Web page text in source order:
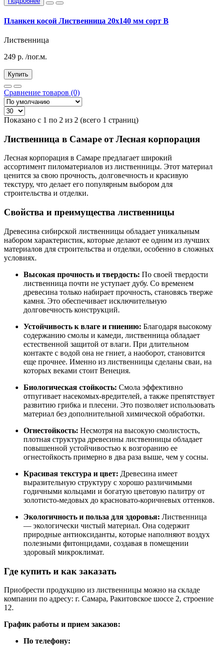
Планкен косой Лиственница 20х140 мм сорт В
Лиственница
249 р. /пог.м.
Купить
Сравнение товаров (0)
Показано с 1 по 2 из 2 (всего 1 страниц)
Лиственница в Самаре от Лесная корпорация
Лесная корпорация в Самаре предлагает широкий
ассортимент пиломатериалов из лиственницы. Этот материал
ценится за свою прочность, долговечность и красивую
текстуру, что делает его популярным выбором для
строительства и отделки.
Свойства и преимущества лиственницы
Древесина сибирской лиственницы обладает уникальным
набором характеристик, которые делают ее одним из лучших
материалов для строительства и отделки, особенно в сложных
условиях.
Высокая прочность и твердость: По своей твердости
лиственница почти не уступает дубу. Со временем
древесина только набирает прочность, становясь тверже
камня. Это обеспечивает исключительную
долговечность конструкций.
Устойчивость к влаге и гниению: Благодаря высокому
содержанию смолы и камеди, лиственница обладает
естественной защитой от влаги. При длительном
контакте с водой она не гниет, а наоборот, становится
еще прочнее. Именно из лиственницы сделаны сваи, на
которых веками стоит Венеция.
Биологическая стойкость: Смола эффективно
отпугивает насекомых-вредителей, а также препятствует
развитию грибка и плесени. Это позволяет использовать
материал без дополнительной химической обработки.
Огнестойкость: Несмотря на высокую смолистость,
плотная структура древесины лиственницы обладает
повышенной устойчивостью к возгоранию ее
огнестойкость примерно в два раза выше, чем у сосны.
Красивая текстура и цвет: Древесина имеет
выразительную структуру с хорошо различимыми
годичными кольцами и богатую цветовую палитру от
золотисто-медовых до красновато-коричневых оттенков.
Экологичность и польза для здоровья: Лиственница
— экологически чистый материал. Она содержит
природные антиоксиданты, которые наполняют воздух
полезными фитонцидами, создавая в помещении
здоровый микроклимат.
Где купить и как заказать
Приобрести продукцию из лиственницы можно на складе
компании по адресу: г. Самара, Ракитовское шоссе 2, строение
12.
График работы и прием заказов:
По телефону: